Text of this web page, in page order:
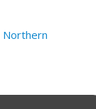
Northern